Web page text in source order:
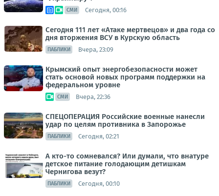
СМИ Сегодня, 00:16
Сегодня 111 лет «Атаке мертвецов» и два года со
дня вторжения ВСУ в Курскую область
ПАБЛИКИ Вчера, 23:09
Крымский опыт энергобезопасности может
стать основой новых программ поддержки на
федеральном уровне
СМИ Вчера, 22:36
СПЕЦОПЕРАЦИЯ Российские военные нанесли
удар по целям противника в Запорожье
ПАБЛИКИ Сегодня, 02:21
А кто-то сомневался? Или думали, что внатуре
детское питание голодающим детишкам
Чернигова везут?
ПАБЛИКИ Сегодня, 00:10